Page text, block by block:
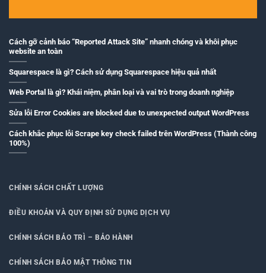
Cách gỡ cảnh báo “Reported Attack Site” nhanh chóng và khôi phục
website an toàn
Squarespace là gì? Cách sử dụng Squarespace hiệu quả nhất
Web Portal là gì? Khái niệm, phân loại và vai trò trong doanh nghiệp
Sửa lỗi Error Cookies are blocked due to unexpected output WordPress
Cách khắc phục lỗi Scrape key check failed trên WordPress (Thành công
100%)
CHÍNH SÁCH CHẤT LƯỢNG
ĐIỀU KHOẢN VÀ QUY ĐỊNH SỬ DỤNG DỊCH VỤ
CHÍNH SÁCH BẢO TRÌ – BẢO HÀNH
CHÍNH SÁCH BẢO MẬT THÔNG TIN